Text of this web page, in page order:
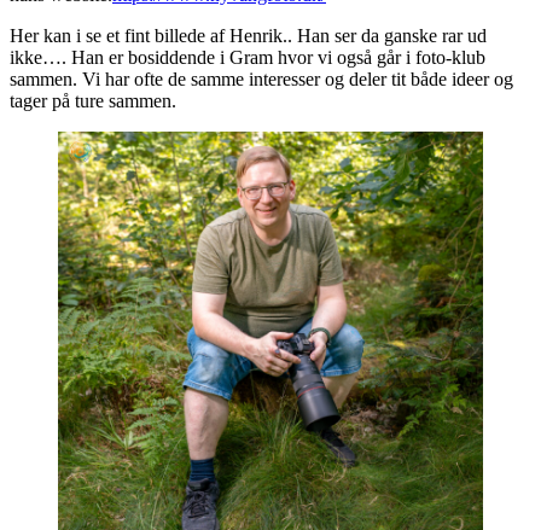
Her kan i se et fint billede af Henrik.. Han ser da ganske rar ud
ikke…. Han er bosiddende i Gram hvor vi også går i foto-klub
sammen. Vi har ofte de samme interesser og deler tit både ideer og
tager på ture sammen.